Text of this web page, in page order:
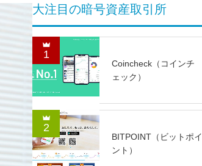
大注目の暗号資産取引所
1
Coincheck（コインチ
ェック）
2
BITPOINT（ビットポイ
ント）